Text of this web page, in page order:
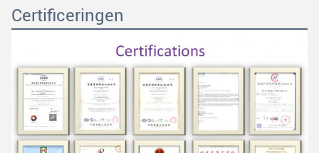
Certificeringen